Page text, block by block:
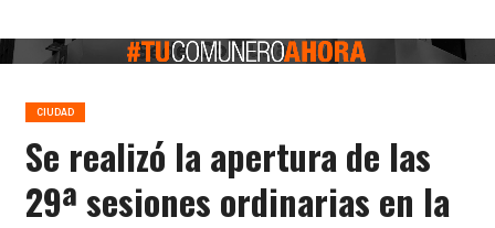
CIUDAD
Se realizó la apertura de las
29ª sesiones ordinarias en la